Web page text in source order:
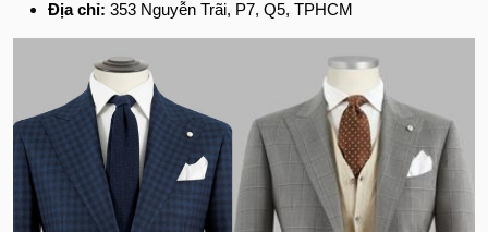
Địa chỉ: 353 Nguyễn Trãi, P7, Q5, TPHCM